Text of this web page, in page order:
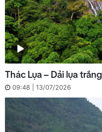
Thác Lụa – Dải lụa
09:48 | 13/07/2026